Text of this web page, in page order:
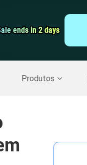
ends in 2 days
ends in 2 days
Produtos
Screen Recorder
do iPhone>>